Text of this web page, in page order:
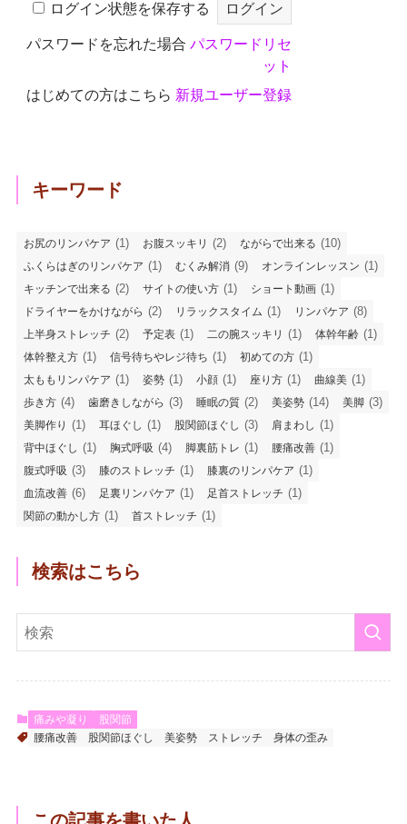
ログイン状態を保存する
パスワードを忘れた場合 パスワードリセ
ット
はじめての方はこちら 新規ユーザー登録
キーワード
お尻のリンパケア (1) お腹スッキリ (2) ながらで出来る (10)
ふくらはぎのリンパケア (1) むくみ解消 (9) オンラインレッスン (1)
キッチンで出来る (2) サイトの使い方 (1) ショート動画 (1)
ドライヤーをかけながら (2) リラックスタイム (1) リンパケア (8)
上半身ストレッチ (2) 予定表 (1) 二の腕スッキリ (1) 体幹年齢 (1)
体幹整え方 (1) 信号待ちやレジ待ち (1) 初めての方 (1)
太ももリンパケア (1) 姿勢 (1) 小顔 (1) 座り方 (1) 曲線美 (1)
歩き方 (4) 歯磨きしながら (3) 睡眠の質 (2) 美姿勢 (14) 美脚 (3)
美脚作り (1) 耳ほぐし (1) 股関節ほぐし (3) 肩まわし (1)
背中ほぐし (1) 胸式呼吸 (4) 脚裏筋トレ (1) 腰痛改善 (1)
腹式呼吸 (3) 膝のストレッチ (1) 膝裏のリンパケア (1)
血流改善 (6) 足裏リンパケア (1) 足首ストレッチ (1)
関節の動かし方 (1) 首ストレッチ (1)
検索はこちら
痛みや凝り
股関節
腰痛改善
股関節ほぐし 美姿勢 ストレッチ 身体の歪み